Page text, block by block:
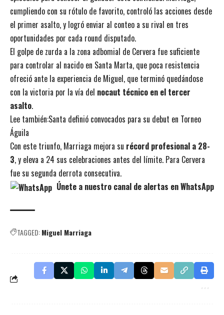
cumpliendo con su rótulo de favorito, controló las acciones desde
el primer asalto, y logró enviar al conteo a su rival en tres
oportunidades por cada round disputado.
El golpe de zurda a la zona adbomial de Cervera fue suficiente
para controlar al nacido en Santa Marta, que poca resistencia
ofreció ante la experiencia de Miguel, que terminó quedándose
con la victoria por la vía del nocaut técnico en el tercer
asalto.
Lee también:Santa definió convocados para su debut en Torneo
Águila
Con este triunfo, Marriaga mejora su récord profesional a 28-
3, y eleva a 24 sus celebraciones antes del límite. Para Cervera
fue su segunda derrota consecutiva.
Únete a nuestro canal de alertas en WhatsApp
TAGGED:Miguel Marriaga